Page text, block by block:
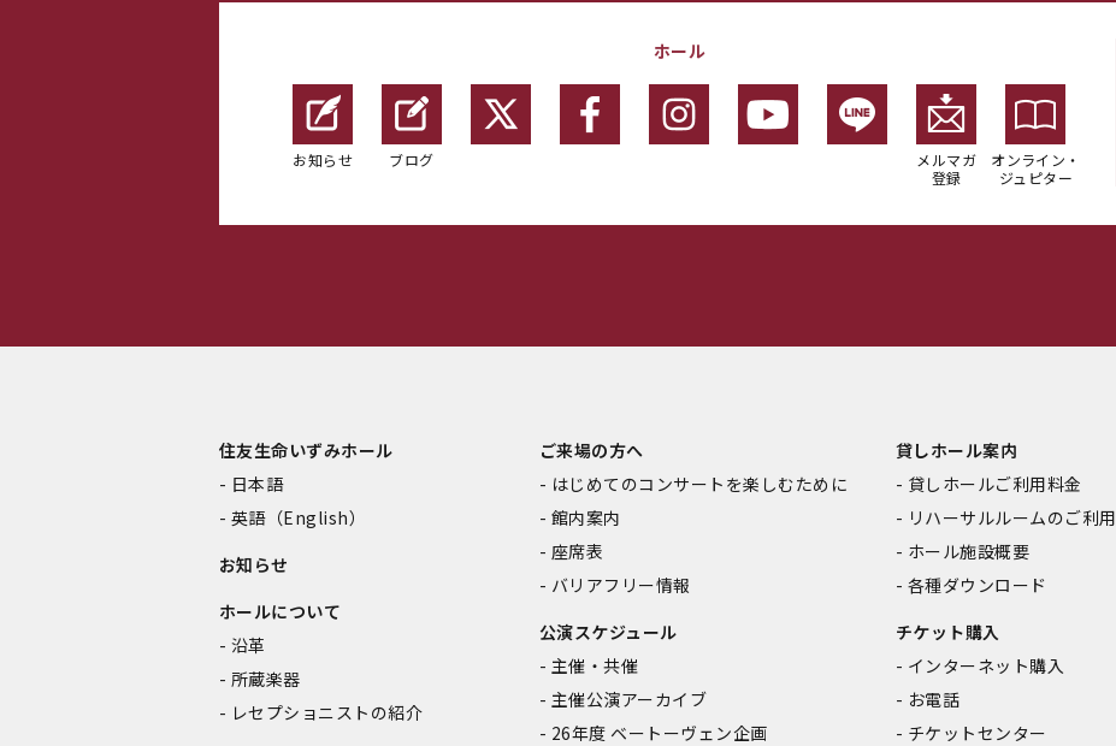
ホール
お知らせ ブログ
メルマガ
登録
オンライン・
ジュピター
住友生命いずみホール
日本語
英語（English）
お知らせ
ホールについて
沿革
所蔵楽器
レセプショニストの紹介
ご来場の方へ
はじめてのコンサートを楽しむために
館内案内
座席表
バリアフリー情報
公演スケジュール
主催・共催
主催公演アーカイブ
26年度 ベートーヴェン企画
貸しホール案内
貸しホールご利用料金
リハーサルルームのご利用
ホール施設概要
各種ダウンロード
チケット購入
インターネット購入
お電話
チケットセンター